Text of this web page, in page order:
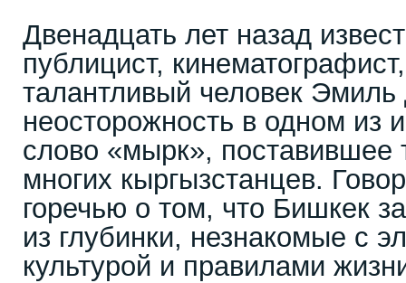
Двенадцать лет назад
публицист,
талантливый человек
неосторожность в одном из
слово «мырк», поставившее
многих кыргызстанцев.
горечью о том, что Бишкек
из глубинки, незнакомые с
культурой и правилами